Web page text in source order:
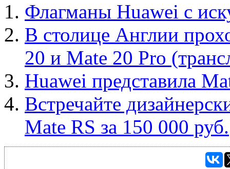
Флагманы Huawei с
В столице Англии
20 и Mate 20 Pro
Huawei представила
Встречайте
Mate RS за 150 000 руб.